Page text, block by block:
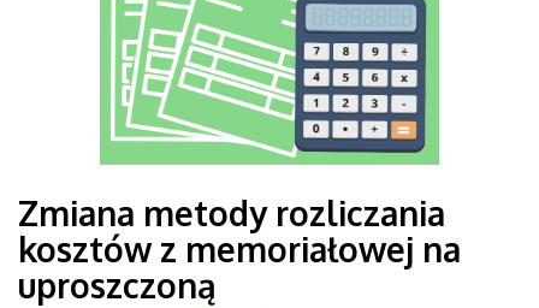
Zmiana metody rozliczania
kosztów z memoriałowej na
uproszczoną